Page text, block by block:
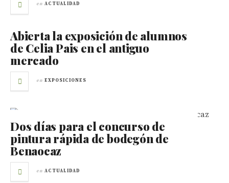
en ACTUALIDAD
Abierta la exposición de alumnos
de Celia Pais en el antiguo
mercado
en EXPOSICIONES
Dos días para el concurso de
pintura rápida de bodegón de
Benaocaz
en ACTUALIDAD